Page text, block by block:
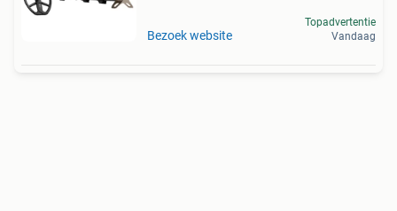
Bezoek website
Topadvertentie
Vandaag